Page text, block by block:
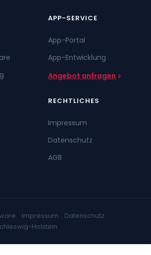
APP-SERVICE
App-Portal
App-Entwicklung
Angebot anfragen
RECHTLICHES
Impressum
Datenschutz
AGB
· Impressum · Datenschutz
Holstein